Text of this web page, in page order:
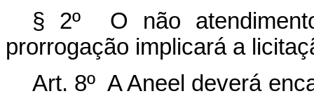
§ 2º O não
prorrogação implicará a
Art. 8º A Aneel deverá